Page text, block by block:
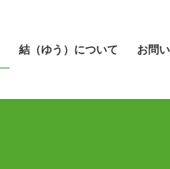
結（ゆう）について お問